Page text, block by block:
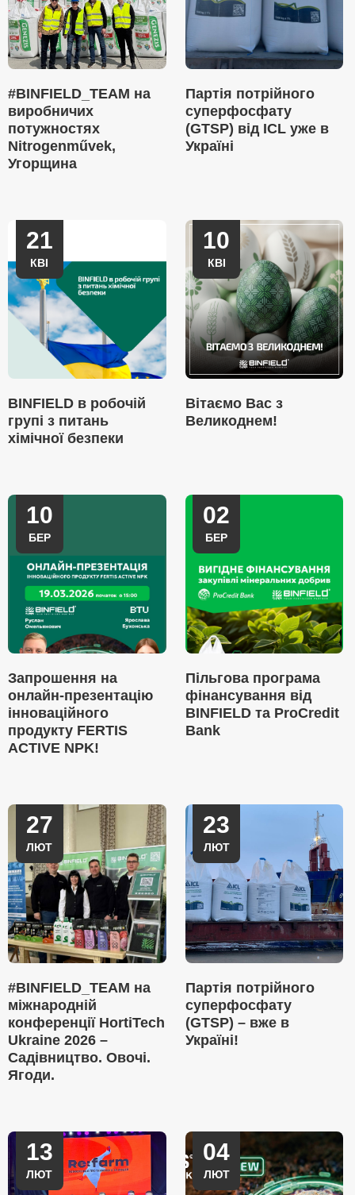
#BINFIELD_TEAM на
виробничих
потужностях
Nitrogenművek,
Угорщина
Партія потрійного
суперфосфату
(GTSP) від ICL уже в
Україні
21
КВІ
BINFIELD в робочій
групі з питань
хімічної безпеки
10
КВІ
Вітаємо Вас з
Великоднем!
10
БЕР
Запрошення на
онлайн-презентацію
інноваційного
продукту FERTIS
ACTIVE NPK!
02
БЕР
Пільгова програма
фінансування від
BINFIELD та ProCredit
Bank
27
ЛЮТ
#BINFIELD_TEAM на
міжнародній
конференції HortiTech
Ukraine 2026 –
Садівництво. Овочі.
Ягоди.
23
ЛЮТ
Партія потрійного
суперфосфату
(GTSP) – вже в
Україні!
13
ЛЮТ
04
ЛЮТ